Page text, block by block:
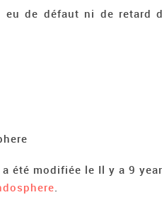
eu de défaut ni de retard
été modifiée le Il y a 9
.